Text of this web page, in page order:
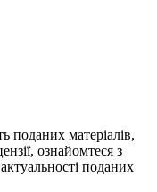
поданих матеріалів,
ознайомтеся з
поданих